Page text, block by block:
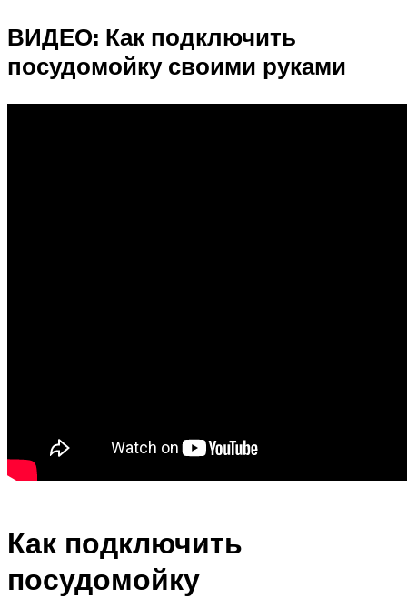
ВИДЕО: Как подключить
посудомойку своими руками
Как подключить
посудомойку